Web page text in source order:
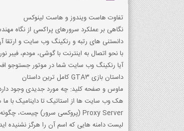
تفاوت هاست ویندوز و هاست لینوکس
نگاهی بر عملکرد سرورهای پراکسی از نگاه
دانستنی های رتبه و رنکینگ وب سایت و ارتقا
با نحو اتصال به اینترنت با گوشی، مودم، فیبر
آیا رنکینگ وب سایت شما در موتور جستوجو
داستان بازی GTA3 کامل ترین داستان
ماوس و صفحه کلید: چه مورد جدیدی وجود
هک وب سایت ها از استاتیک تا داینامیک با
Proxy Server (پروکسی سرور) چیست، چگونه کار میکند؟
لیست دامنه هایی که اسم آن را هرگز نشنیده